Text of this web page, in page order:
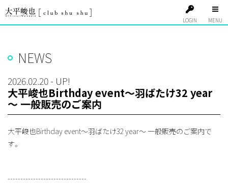
LOGIN
NEWS
2026.02.20 - UP!
大平峻也Birthday event～羽ばたけ32 year
～ 一般販売のご案内
大平峻也Birthday event～羽ばたけ32 year～ 一般販売のご案内で
す。
-------------------------------